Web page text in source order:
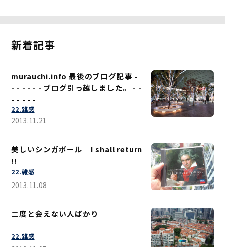
新着記事
murauchi.info 最後のブログ記事 -
- - - - - - ブログ引っ越しました。 - -
- - - - -
22.雑感
2013.11.21
美しいシンガポール I shall return
!!
22.雑感
2013.11.08
二度と会えない人ばかり
22.雑感